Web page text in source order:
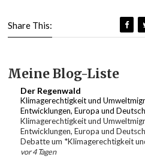
Share This:
Meine Blog-Liste
Der Regenwald
Klimagerechtigkeit und
Entwicklungen, Europa und
Klimagerechtigkeit und
Entwicklungen, Europa und
Debatte um *Klimagerechtigkeit
vor 4 Tagen